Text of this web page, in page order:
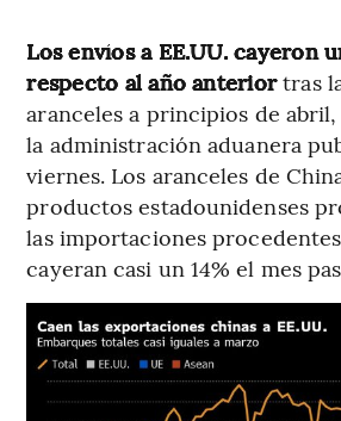
Los envíos a EE.UU. cayeron
respecto al año anteriortras
aranceles a principios de
la administración aduanera
viernes. Los aranceles de
productos estadounidenses
las importaciones
cayeran casi un 14% el mes